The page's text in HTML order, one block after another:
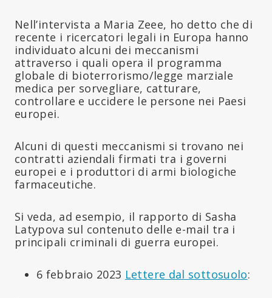
Nell’intervista a Maria Zeee, ho detto che di
recente i ricercatori legali in Europa hanno
individuato alcuni dei meccanismi
attraverso i quali opera il programma
globale di bioterrorismo/legge marziale
medica per sorvegliare, catturare,
controllare e uccidere le persone nei Paesi
europei.
Alcuni di questi meccanismi si trovano nei
contratti aziendali firmati tra i governi
europei e i produttori di armi biologiche
farmaceutiche.
Si veda, ad esempio, il rapporto di Sasha
Latypova sul contenuto delle e-mail tra i
principali criminali di guerra europei.
6 febbraio 2023 Lettere dal sottosuolo: